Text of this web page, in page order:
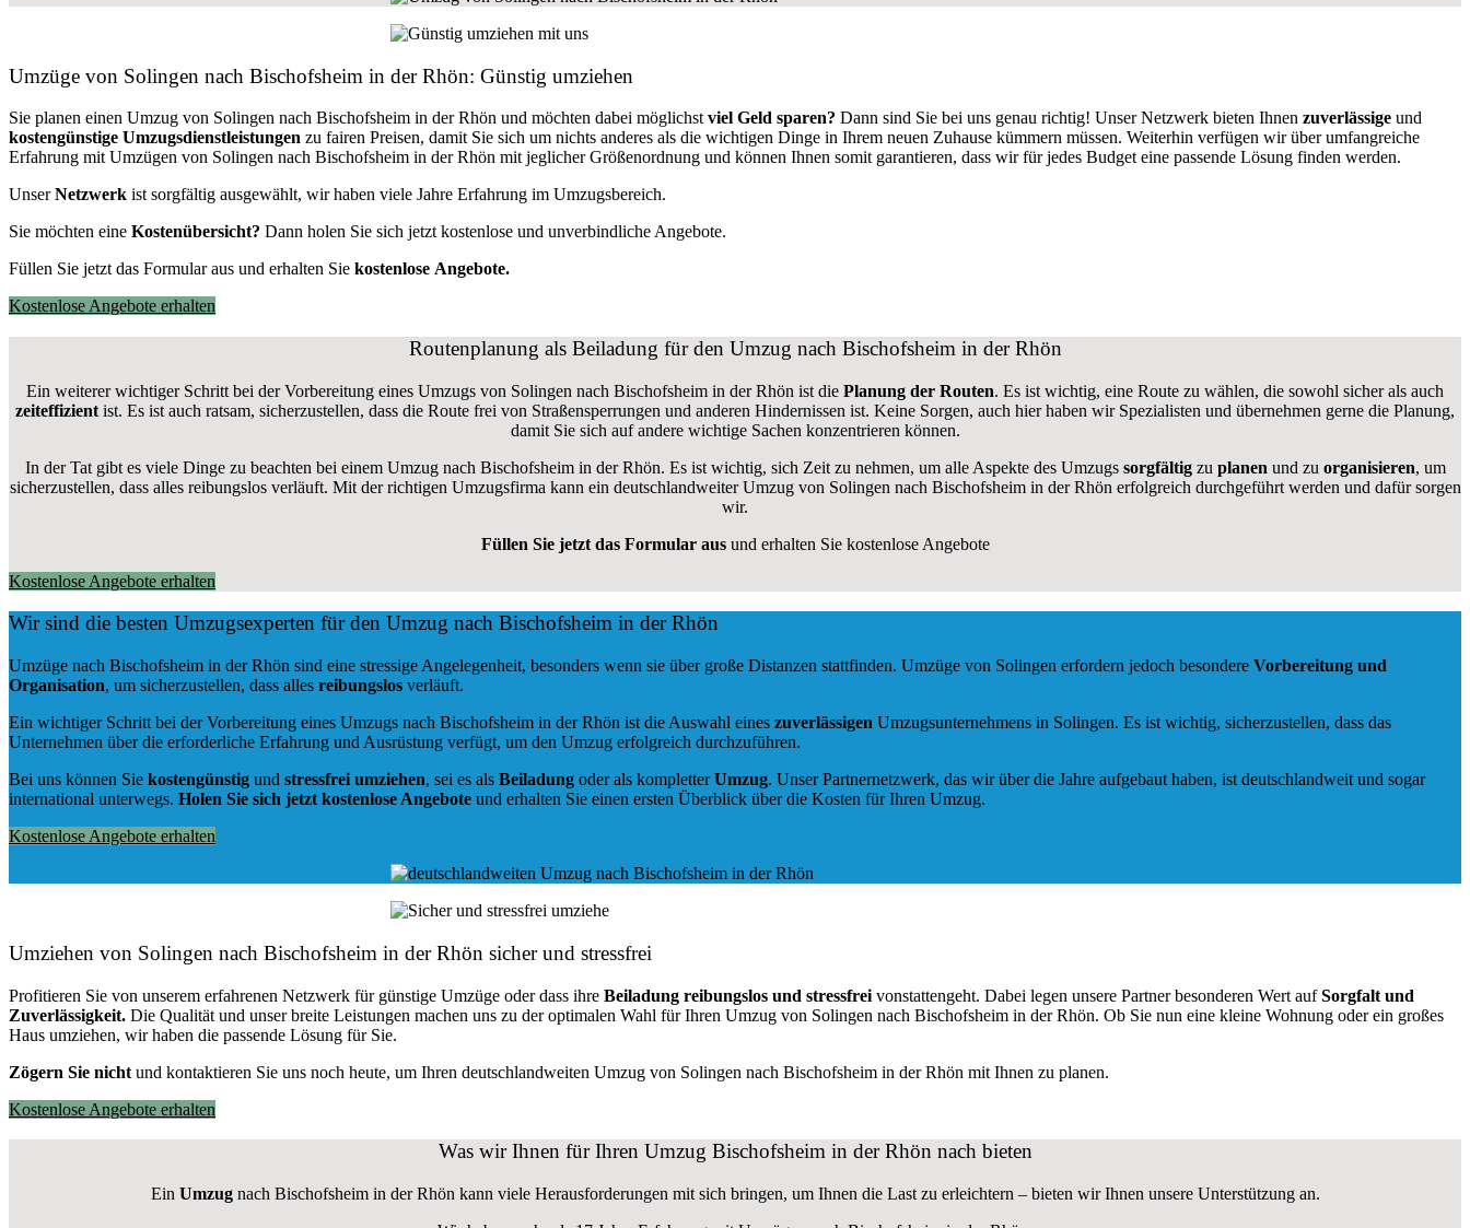
Umzüge von Solingen nach Bischofsheim in der Rhön: Günstig umziehen
Sie planen einen Umzug von Solingen nach Bischofsheim in der Rhön und möchten dabei möglichst viel Geld sparen? Dann sind Sie bei uns genau richtig! Unser Netzwerk bieten Ihnen zuverlässige und
kostengünstige Umzugsdienstleistungen zu fairen Preisen, damit Sie sich um nichts anderes als die wichtigen Dinge in Ihrem neuen Zuhause kümmern müssen. Weiterhin verfügen wir über umfangreiche
Erfahrung mit Umzügen von Solingen nach Bischofsheim in der Rhön mit jeglicher Größenordnung und können Ihnen somit garantieren, dass wir für jedes Budget eine passende Lösung finden werden.
UnserNetzwerk ist sorgfältig ausgewählt, wir haben viele Jahre Erfahrung im Umzugsbereich.
Sie möchten eine Kostenübersicht? Dann holen Sie sich jetzt kostenlose und unverbindliche Angebote.
Füllen Sie jetzt das Formular aus und erhalten Sie kostenlose Angebote.
Kostenlose Angebote erhalten
Routenplanung als Beiladung für den Umzug nach Bischofsheim in der Rhön
Ein weiterer wichtiger Schritt bei der Vorbereitung eines Umzugs von Solingen nach Bischofsheim in der Rhön ist die Planung der Routen. Es ist wichtig, eine Route zu wählen, die sowohl sicher als auch
zeiteffizient ist. Es ist auch ratsam, sicherzustellen, dass die Route frei von Straßensperrungen und anderen Hindernissen ist. Keine Sorgen, auch hier haben wir Spezialisten und übernehmen gerne die Planung,
damit Sie sich auf andere wichtige Sachen konzentrieren können.
In der Tat gibt es viele Dinge zu beachten bei einem Umzug nach Bischofsheim in der Rhön. Es ist wichtig, sich Zeit zu nehmen, um alle Aspekte des Umzugs sorgfältigzu planen und zu organisieren, um
sicherzustellen, dass alles reibungslos verläuft. Mit der richtigen Umzugsfirma kann ein deutschlandweiter Umzug von Solingen nach Bischofsheim in der Rhön erfolgreich durchgeführt werden und dafür sorgen
wir.
Füllen Sie jetzt das Formular ausund erhalten Sie kostenlose Angebote
Kostenlose Angebote erhalten
Wir sind die besten Umzugsexperten für den Umzug nach Bischofsheim in der Rhön
Umzüge nach Bischofsheim in der Rhön sind eine stressige Angelegenheit, besonders wenn sie über große Distanzen stattfinden. Umzüge von Solingen erfordern jedoch besondere Vorbereitung und
Organisation, um sicherzustellen, dass alles reibungslos verläuft.
Ein wichtiger Schritt bei der Vorbereitung eines Umzugs nach Bischofsheim in der Rhön ist die Auswahl eines zuverlässigen Umzugsunternehmens in Solingen. Es ist wichtig, sicherzustellen, dass das
Unternehmen über die erforderliche Erfahrung und Ausrüstung verfügt, um den Umzug erfolgreich durchzuführen.
Bei uns können Sie kostengünstig und stressfrei umziehen, sei es als Beiladung oder als kompletterUmzug. Unser Partnernetzwerk, das wir über die Jahre aufgebaut haben, ist deutschlandweit und sogar
international unterwegs. Holen Sie sich jetzt kostenlose Angebote und erhalten Sie einen ersten Überblick über die Kosten für Ihren Umzug.
Kostenlose Angebote erhalten
Umziehen von Solingen nach Bischofsheim in der Rhön sicher und stressfrei
Profitieren Sie von unserem erfahrenen Netzwerk für günstige Umzüge oder dass ihre Beiladung reibungslos und stressfrei vonstattengeht. Dabei legen unsere Partner besonderen Wert aufSorgfalt und
Zuverlässigkeit. Die Qualität und unser breite Leistungen machen uns zu der optimalen Wahl für Ihren Umzug von Solingen nach Bischofsheim in der Rhön. Ob Sie nun eine kleine Wohnung oder ein großes
Haus umziehen, wir haben die passende Lösung für Sie.
Zögern Sie nicht und kontaktieren Sie uns noch heute, um Ihren deutschlandweiten Umzug von Solingen nach Bischofsheim in der Rhön mit Ihnen zu planen.
Kostenlose Angebote erhalten
Was wir Ihnen für Ihren Umzug Bischofsheim in der Rhön nach bieten
Ein Umzugnach Bischofsheim in der Rhön kann viele Herausforderungen mit sich bringen, um Ihnen die Last zu erleichtern – bieten wir Ihnen unsere Unterstützung an.